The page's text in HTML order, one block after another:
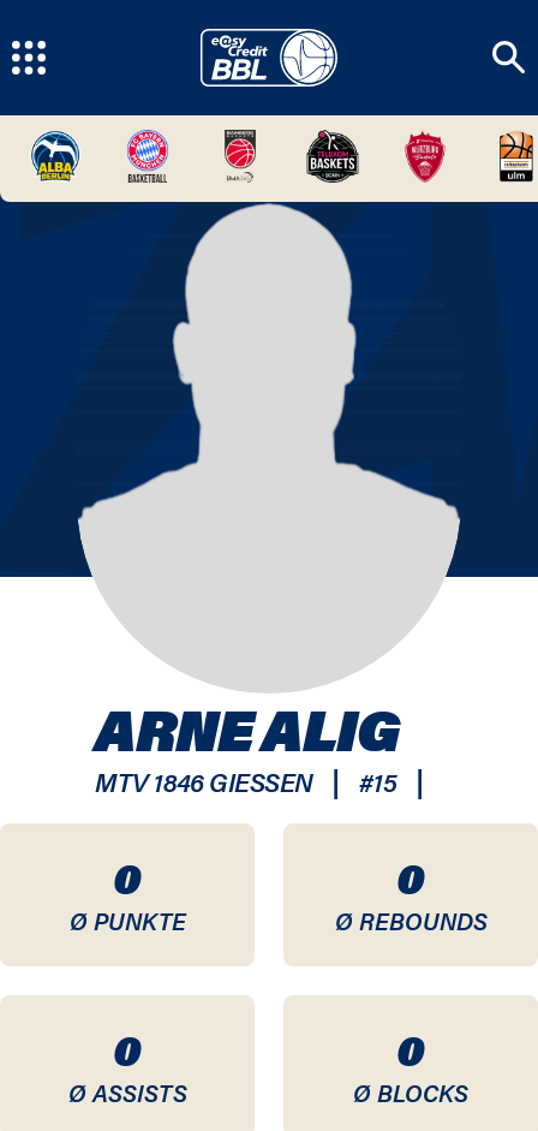
0
Ø PUNKTE
0
Ø REBOUNDS
0
Ø ASSISTS
0
Ø BLOCKS
ARNE ALIG
MTV 1846 GIESSEN | #15 |